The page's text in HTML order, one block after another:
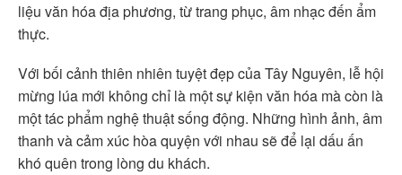
liệu văn hóa địa phương, từ trang phục, âm nhạc đến ẩm
thực.
Với bối cảnh thiên nhiên tuyệt đẹp của Tây Nguyên, lễ hội
mừng lúa mới không chỉ là một sự kiện văn hóa mà còn là
một tác phẩm nghệ thuật sống động. Những hình ảnh, âm
thanh và cảm xúc hòa quyện với nhau sẽ để lại dấu ấn
khó quên trong lòng du khách.